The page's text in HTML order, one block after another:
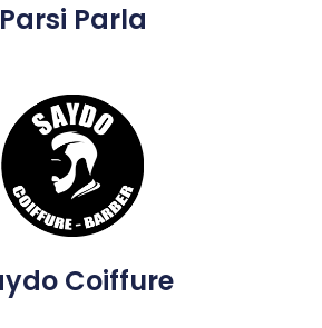
Parsi Parla
Coiffure